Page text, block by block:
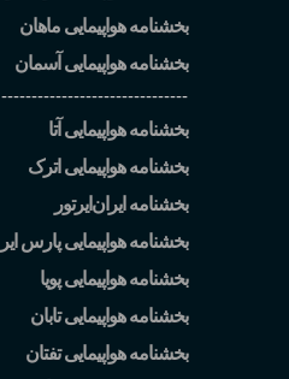
بخشنامه هواپیمایی ماهان
بخشنامه هواپیمایی آسمان
-------------------------------
بخشنامه هواپیمایی آتا
بخشنامه هواپیمایی اترک
بخشنامه ایرانایرتور
بخشنامه هواپیمایی پارس ایر
بخشنامه هواپیمایی پویا
بخشنامه هواپیمایی تابان
بخشنامه هواپیمایی تفتان